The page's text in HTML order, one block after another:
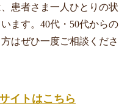
患者さま一人ひとりの状
ます。40代・50代からの
はぜひ一度ご相談くださ
イトはこちら